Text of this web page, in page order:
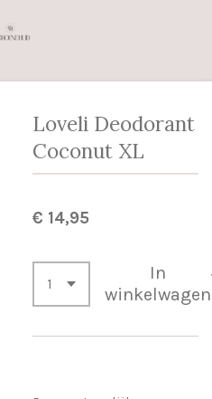
Loveli Deodorant
Coconut XL
€ 14,95
In
winkelwagen